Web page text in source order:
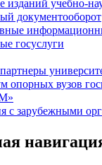
изданий учебно-
документооборот
госуслуги
опорных вузов
с зарубежными